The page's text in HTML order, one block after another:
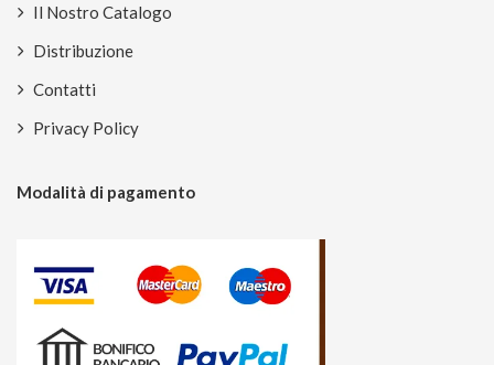
Il Nostro Catalogo
Distribuzione
Contatti
Privacy Policy
Modalità di pagamento